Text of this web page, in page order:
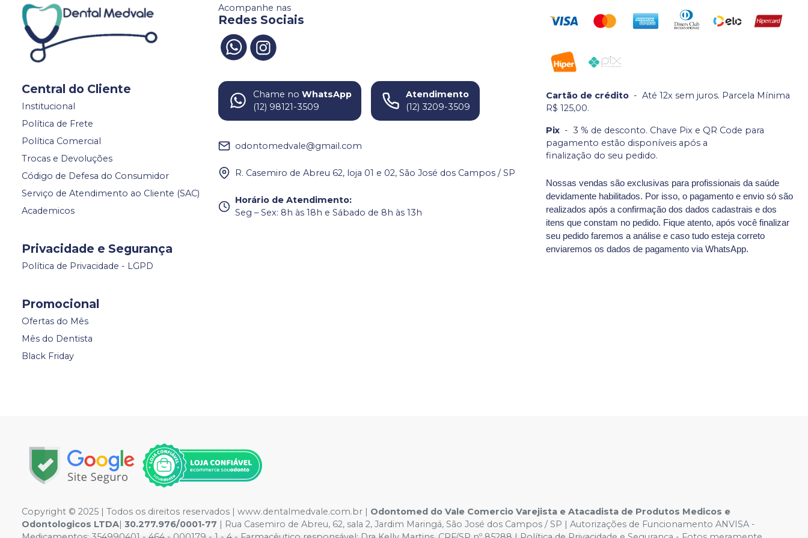
Central do Cliente
Institucional
Política de Frete
Política Comercial
Trocas e Devoluções
Código de Defesa do Consumidor
Serviço de Atendimento ao Cliente (SAC)
Academicos
Privacidade e Segurança
Política de Privacidade - LGPD
Promocional
Ofertas do Mês
Mês do Dentista
Black Friday
Acompanhe nas
Redes Sociais
Chame no WhatsApp
(12) 98121-3509
Atendimento
(12) 3209-3509
odontomedvale@gmail.com
R. Casemiro de Abreu 62, loja 01 e 02, São José dos Campos / SP
Horário de Atendimento:
Seg – Sex: 8h às 18h e Sábado de 8h às 13h
Cartão de crédito - Até 12x sem juros. Parcela Mínima
R$ 125,00.
Pix - 3 % de desconto. Chave Pix e QR Code para
pagamento estão disponíveis após a
finalização do seu pedido.
Nossas vendas são exclusivas para profissionais da saúde
devidamente habilitados. Por isso, o pagamento e envio só são
realizados após a confirmação dos dados cadastrais e dos
itens que constam no pedido. Fique atento, após você finalizar
seu pedido faremos a análise e caso tudo esteja correto
enviaremos os dados de pagamento via WhatsApp.
Copyright © 2025 | Todos os direitos reservados | www.dentalmedvale.com.br | Odontomed do Vale Comercio Varejista e Atacadista de Produtos Medicos e
Odontologicos LTDA| 30.277.976/0001-77 | Rua Casemiro de Abreu, 62, sala 2, Jardim Maringá, São José dos Campos / SP | Autorizações de Funcionamento ANVISA -